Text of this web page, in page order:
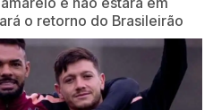
o retorno do Brasileirão